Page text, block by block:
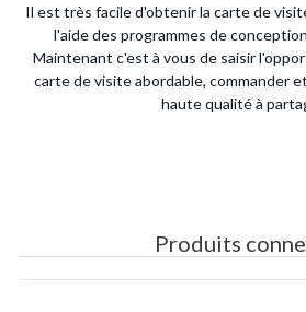
Il est très facile d'obtenir la carte de
l'aide des programmes de
Maintenant c'est à vous de saisir
carte de visite abordable, commander
haute qualité à
Produits